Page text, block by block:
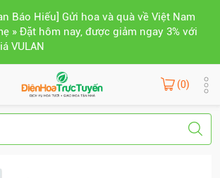
Báo Hiếu] Gửi hoa và quà về Việt Nam
» Đặt hôm nay, được giảm ngay 3% với
VULAN
(0)